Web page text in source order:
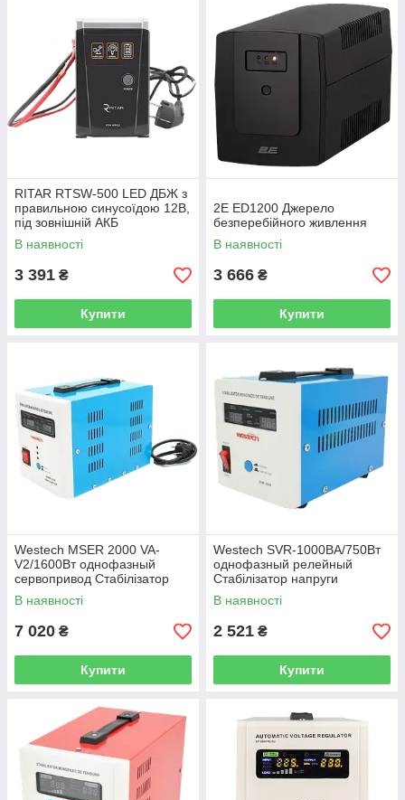
RITAR RTSW-500 LED ДБЖ з
правильною синусоїдою 12В,
під зовнішній АКБ
В наявності
3 391 ₴
Купити
2E ED1200 Джерело
безперебійного живлення
В наявності
3 666 ₴
Купити
Westech MSER 2000 VA-
V2/1600Вт однофазный
сервопривод Стабілізатор
напруги
В наявності
7 020 ₴
Купити
Westech SVR-1000ВA/750Вт
однофазный релейный
Стабілізатор напруги
В наявності
2 521 ₴
Купити